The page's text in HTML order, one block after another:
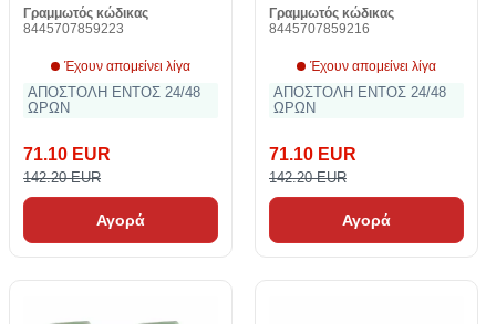
Γραμμωτός κώδικας
8445707859223
Έχουν απομείνει λίγα
ΑΠΟΣΤΟΛΗ ΕΝΤΟΣ 24/48
ΩΡΩΝ
71.10 EUR
142.20 EUR
Αγορά
Γραμμωτός κώδικας
8445707859216
Έχουν απομείνει λίγα
ΑΠΟΣΤΟΛΗ ΕΝΤΟΣ 24/48
ΩΡΩΝ
71.10 EUR
142.20 EUR
Αγορά